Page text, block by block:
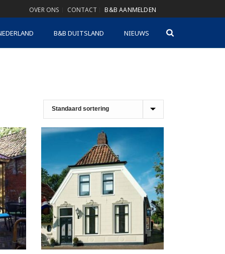
OVER ONS CONTACT B&B AANMELDEN
B&B DUITSLAND NIEUWS